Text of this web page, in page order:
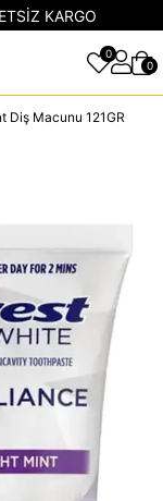
KARGO
0
0
Diş Macunu 121GR